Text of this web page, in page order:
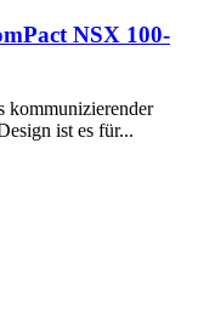
NSX 100-
kommunizierender
ist es für...